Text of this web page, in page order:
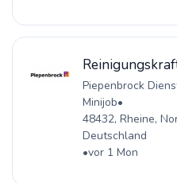
Piepenbrock
Minijob•
48432, Rheine,
Deutschland
•vor 1 Mon